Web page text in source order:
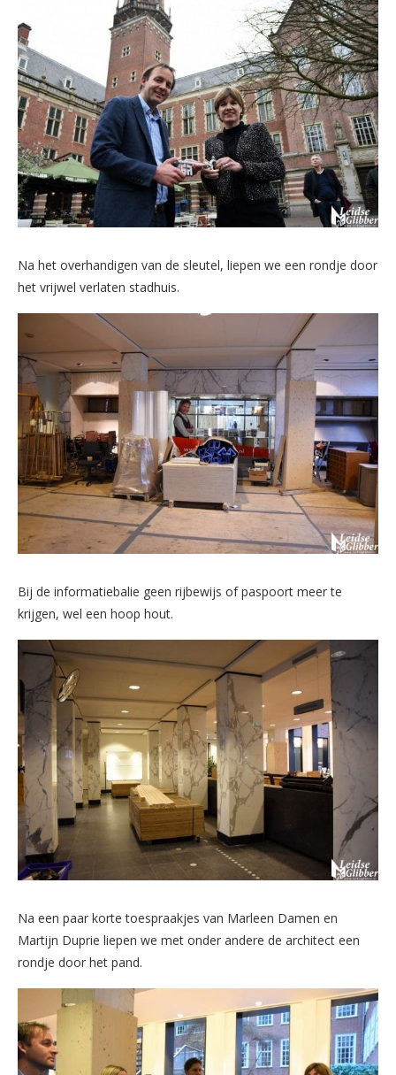
Na het overhandigen van de sleutel, liepen we een rondje door
het vrijwel verlaten stadhuis.
Bij de informatiebalie geen rijbewijs of paspoort meer te
krijgen, wel een hoop hout.
Na een paar korte toespraakjes van Marleen Damen en
Martijn Duprie liepen we met onder andere de architect een
rondje door het pand.